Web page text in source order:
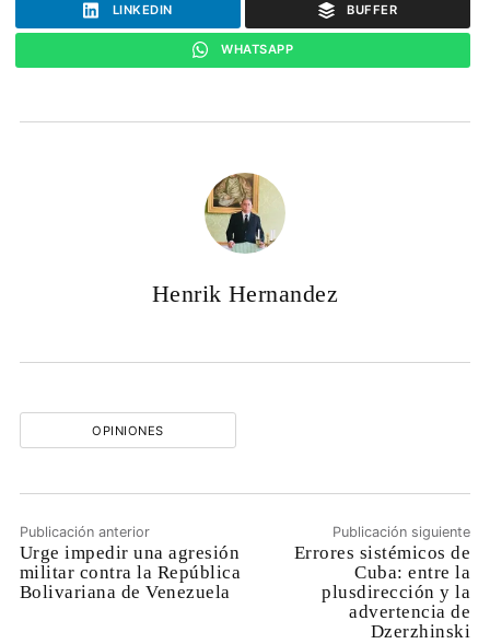
LINKEDIN BUFFER
WHATSAPP
Henrik Hernandez
OPINIONES
Publicación anterior
Urge impedir una agresión
militar contra la República
Bolivariana de Venezuela
Publicación siguiente
Errores sistémicos de
Cuba: entre la
plusdirección y la
advertencia de
Dzerzhinski